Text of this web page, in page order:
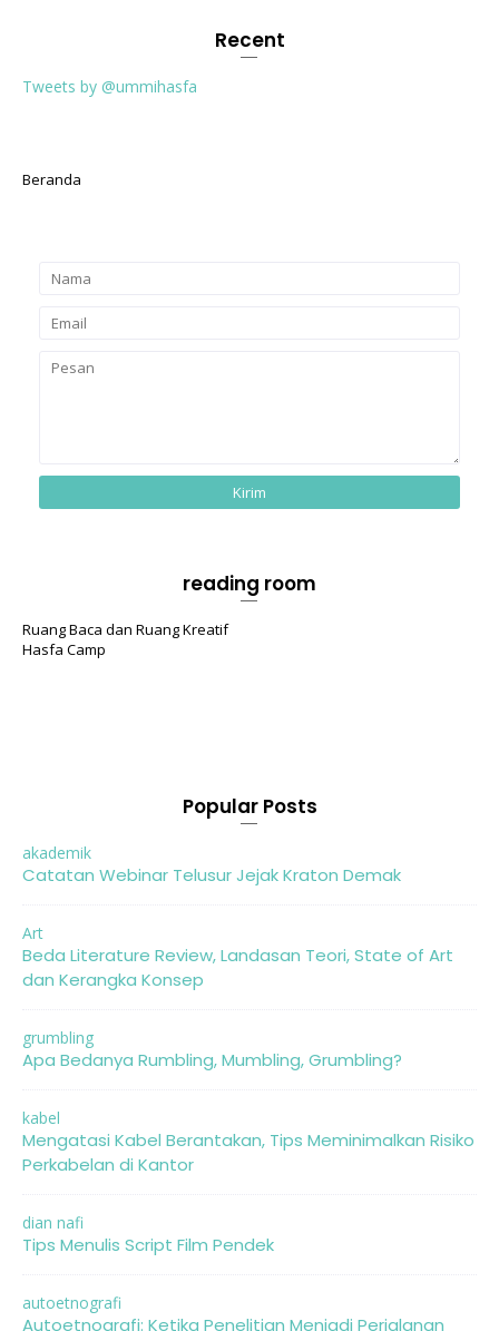
Recent
Tweets by @ummihasfa
Beranda
reading room
Ruang Baca dan Ruang Kreatif
Hasfa Camp
Popular Posts
akademik
Catatan Webinar Telusur Jejak Kraton Demak
Art
Beda Literature Review, Landasan Teori, State of Art
dan Kerangka Konsep
grumbling
Apa Bedanya Rumbling, Mumbling, Grumbling?
kabel
Mengatasi Kabel Berantakan, Tips Meminimalkan Risiko
Perkabelan di Kantor
dian nafi
Tips Menulis Script Film Pendek
autoetnografi
Autoetnografi: Ketika Penelitian Menjadi Perjalanan